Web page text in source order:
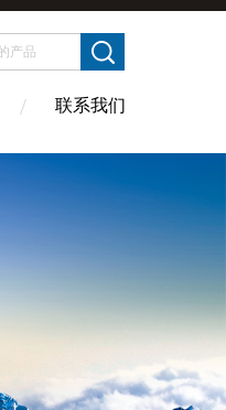
联系我们